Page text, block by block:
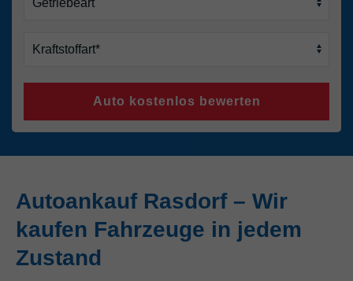
Auto kostenlos bewerten
Autoankauf Rasdorf – Wir
kaufen Fahrzeuge in jedem
Zustand